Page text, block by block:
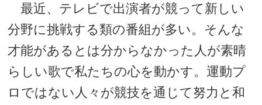
最近、テレビで出演者が競って新しい
分野に挑戦する類の番組が多い。そんな
才能があるとは分からなかった人が素晴
らしい歌で私たちの心を動かす。運動プ
ロではない人々が競技を通じて努力と和